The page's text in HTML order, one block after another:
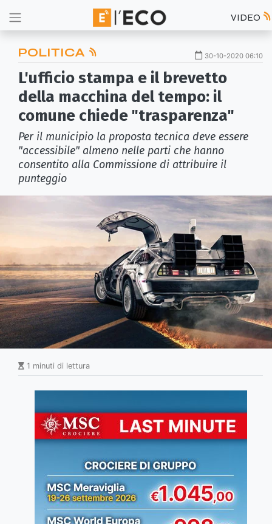
VIDEO
POLITICA 30-10-2020 06:10
L'ufficio stampa e il brevetto
della macchina del tempo: il
comune chiede "trasparenza"
Per il municipio la proposta tecnica deve essere
"accessibile" almeno nelle parti che hanno
consentito alla Commissione di attribuire il
punteggio
1 minuti di lettura